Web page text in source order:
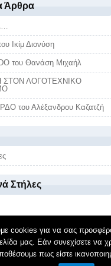
Άρθρα
Ικίμ Διονύση
του Θανάση Μιχαήλ
ΣΤΟΝ ΛΟΓΟΤΕΧΝΙΚΟ
του Αλέξανδρου Καζατζή
Στήλες
© 2026ΣΧΟΛΙΚΟΙ
cookies για να σας
μας. Εάν συνεχίσετε να
πως είστε